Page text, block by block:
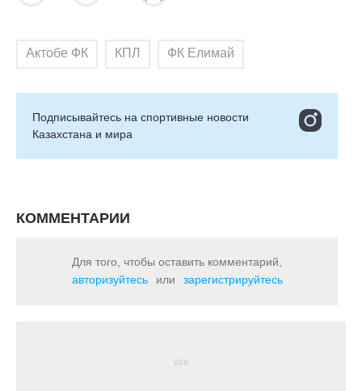
Актобе ФК КПЛ ФК Елимай
Подписывайтесь на cпортивные новости
Казахстана и мира
КОММЕНТАРИИ
Для того, чтобы оставить комментарий,
авторизуйтесь
или зарегистрируйтесь